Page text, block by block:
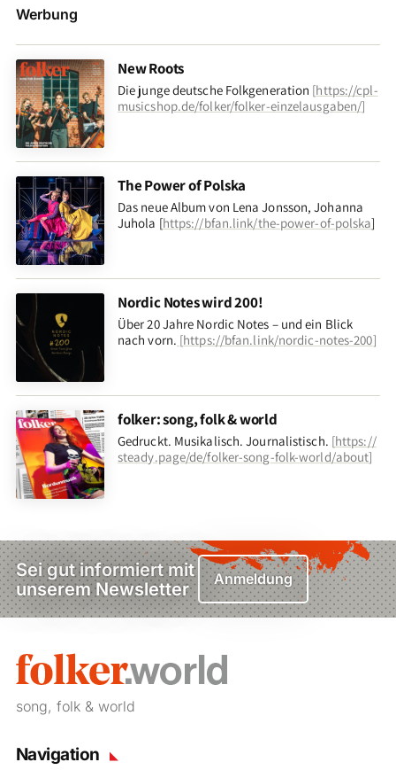
Werbung
New Roots
Die junge deutsche Folkgeneration [https://cpl-
musicshop.de/folker/folker-einzelausgaben/]
The Power of Polska
Das neue Album von Lena Jonsson, Johanna
Juhola [https://bfan.link/the-power-of-polska]
Nordic Notes wird 200!
Über 20 Jahre Nordic Notes – und ein Blick
nach vorn. [https://bfan.link/nordic-notes-200]
folker: song, folk & world
Gedruckt. Musikalisch. Journalistisch. [https://
steady.page/de/folker-song-folk-world/about]
Sei gut informiert mit
unserem Newsletter
Anmeldung
song, folk & world
Navigation